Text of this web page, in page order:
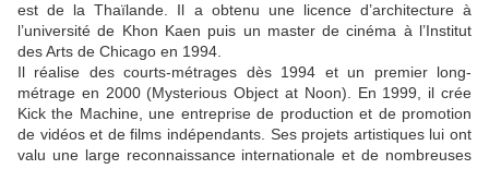
est de la Thaïlande. Il a obtenu une licence d’architecture à
l’université de Khon Kaen puis un master de cinéma à l’Institut
des Arts de Chicago en 1994.
Il réalise des courts-métrages dès 1994 et un premier long-
métrage en 2000 (Mysterious Object at Noon). En 1999, il crée
Kick the Machine, une entreprise de production et de promotion
de vidéos et de films indépendants. Ses projets artistiques lui ont
valu une large reconnaissance internationale et de nombreuses